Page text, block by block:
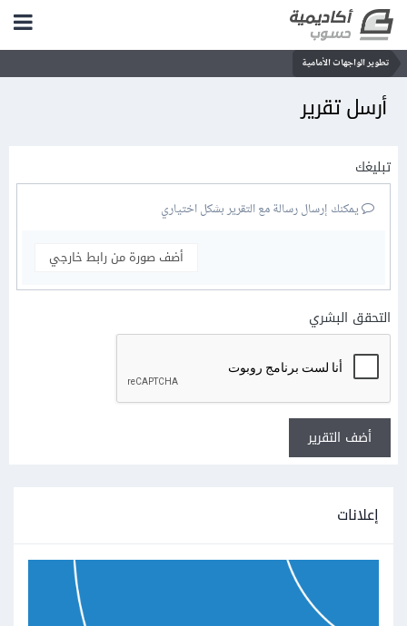
تطوير الواجهات الأمامية
أرسل تقرير
تبليغك
يمكنك إرسال رسالة مع التقرير بشكل اختياري
أضف صورة من رابط خارجي
التحقق البشري
أضف التقرير
إعلانات